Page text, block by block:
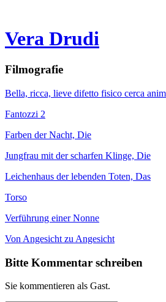
Vera Drudi
Filmografie
Bella, ricca, lieve difetto fisico cerca
Fantozzi 2
Farben der Nacht, Die
Jungfrau mit der scharfen Klinge, Die
Leichenhaus der lebenden Toten, Das
Torso
Verführung einer Nonne
Von Angesicht zu Angesicht
Bitte Kommentar schreiben
Sie kommentieren als Gast.